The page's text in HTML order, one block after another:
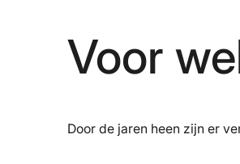
Voor
Door de jaren heen zijn er